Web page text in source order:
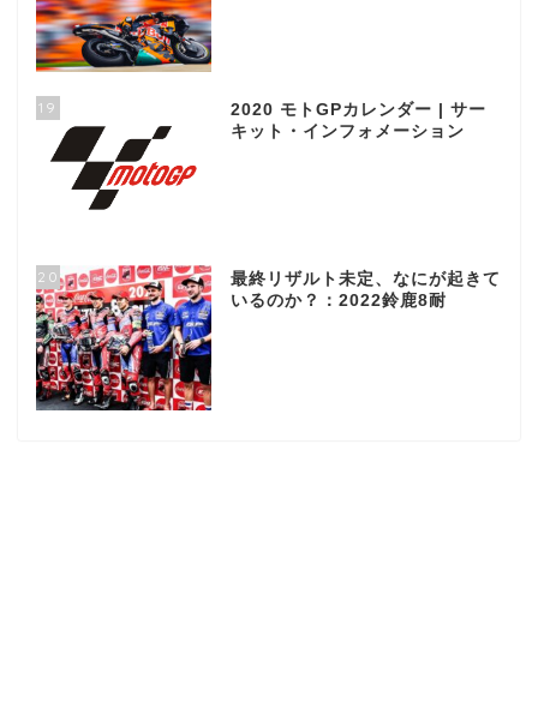
19
2020 モトGPカレンダー | サー
キット・インフォメーション
20
最終リザルト未定、なにが起きて
いるのか？：2022鈴鹿8耐